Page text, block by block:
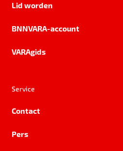
Lid worden
BNNVARA-account
VARAgids
Service
Contact
Pers